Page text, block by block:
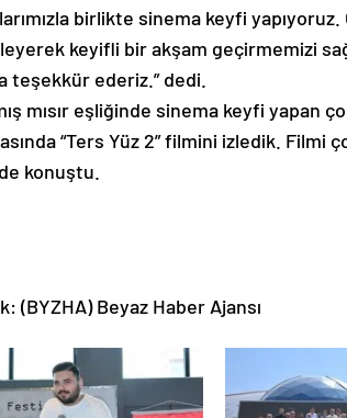
birlikte sinema keyfi
keyifli bir akşam geçirmemizi
teşekkür ederiz.” dedi.
mısır eşliğinde sinema keyfi yapan
“Ters Yüz 2” filmini izledik.
konuştu.
(BYZHA) Beyaz Haber Ajansı